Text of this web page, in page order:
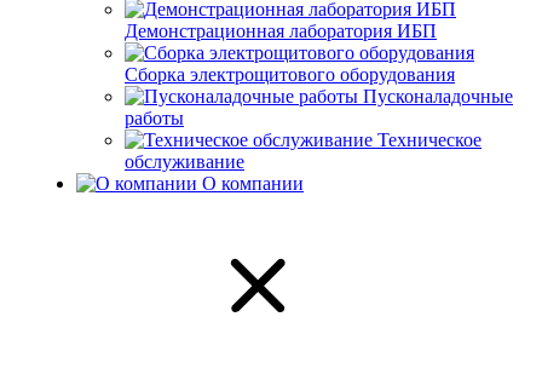
Демонстрационная лаборатория ИБП
Сборка электрощитового оборудования
Пусконаладочные
работы
Техническое
обслуживание
О компании